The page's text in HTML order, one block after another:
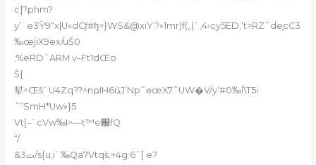
c]?phm?
y’`e3Ÿ9“x|U«dCƒ#ɧ>}WS&@xiY.?»1mr)f(„(`‚4›cy5ED‚‘t>RZ˜de֪cC3
‰œjiX9ex/uŠ0
;%eRDˆARM v–Ft1dŒo
Š{
㨍^Œš`U4Zq??^nҏIH6iڏJ’Np˜ɵœX7˜UW�V/y‘#0‰ǐ\T5‹
˜”SmH*Uw»}5
Vt[–`cVw‰I>—t™e԰fQ
“/
&3ٽ/s{u,i`‰Qa7Vtqš,+4g:6ˆ[ e?